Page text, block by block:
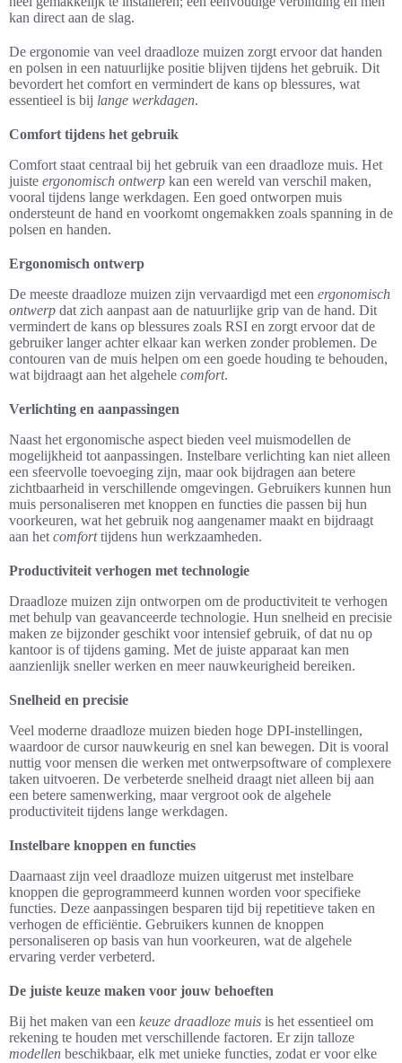
kan direct aan de slag.
De ergonomie van veel draadloze muizen zorgt ervoor dat handen
en polsen in een natuurlijke positie blijven tijdens het gebruik. Dit
bevordert het comfort en vermindert de kans op blessures, wat
essentieel is bij lange werkdagen.
Comfort tijdens het gebruik
Comfort staat centraal bij het gebruik van een draadloze muis. Het
juiste ergonomisch ontwerp kan een wereld van verschil maken,
vooral tijdens lange werkdagen. Een goed ontworpen muis
ondersteunt de hand en voorkomt ongemakken zoals spanning in de
polsen en handen.
Ergonomisch ontwerp
De meeste draadloze muizen zijn vervaardigd met een ergonomisch
ontwerp dat zich aanpast aan de natuurlijke grip van de hand. Dit
vermindert de kans op blessures zoals RSI en zorgt ervoor dat de
gebruiker langer achter elkaar kan werken zonder problemen. De
contouren van de muis helpen om een goede houding te behouden,
wat bijdraagt aan het algehele comfort.
Verlichting en aanpassingen
Naast het ergonomische aspect bieden veel muismodellen de
mogelijkheid tot aanpassingen. Instelbare verlichting kan niet alleen
een sfeervolle toevoeging zijn, maar ook bijdragen aan betere
zichtbaarheid in verschillende omgevingen. Gebruikers kunnen hun
muis personaliseren met knoppen en functies die passen bij hun
voorkeuren, wat het gebruik nog aangenamer maakt en bijdraagt
aan het comforttijdens hun werkzaamheden.
Productiviteit verhogen met technologie
Draadloze muizen zijn ontworpen om de productiviteit te verhogen
met behulp van geavanceerde technologie. Hun snelheid en precisie
maken ze bijzonder geschikt voor intensief gebruik, of dat nu op
kantoor is of tijdens gaming. Met de juiste apparaat kan men
aanzienlijk sneller werken en meer nauwkeurigheid bereiken.
Snelheid en precisie
Veel moderne draadloze muizen bieden hoge DPI-instellingen,
waardoor de cursor nauwkeurig en snel kan bewegen. Dit is vooral
nuttig voor mensen die werken met ontwerpsoftware of complexere
taken uitvoeren. De verbeterde snelheid draagt niet alleen bij aan
een betere samenwerking, maar vergroot ook de algehele
productiviteit tijdens lange werkdagen.
Instelbare knoppen en functies
Daarnaast zijn veel draadloze muizen uitgerust met instelbare
knoppen die geprogrammeerd kunnen worden voor specifieke
functies. Deze aanpassingen besparen tijd bij repetitieve taken en
verhogen de efficiëntie. Gebruikers kunnen de knoppen
personaliseren op basis van hun voorkeuren, wat de algehele
ervaring verder verbeterd.
De juiste keuze maken voor jouw behoeften
Bij het maken van een keuze draadloze muis is het essentieel om
rekening te houden met verschillende factoren. Er zijn talloze
modellen beschikbaar, elk met unieke functies, zodat er voor elke